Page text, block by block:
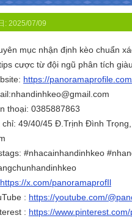
: 2025/07/09
mục nhận định kèo chuẩn
cược từ đội ngũ phân tích
https://
thoại: 0385887863
49/40/45 Đ.Trịnh Đình
#nhacainhandinhkeo
https://x.com/panoramaprofIl
: https://youtube.com/
: https://